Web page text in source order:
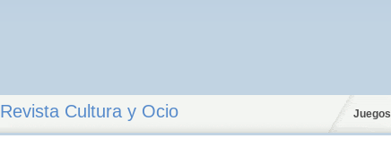
Revista Cultura y Ocio Juegos